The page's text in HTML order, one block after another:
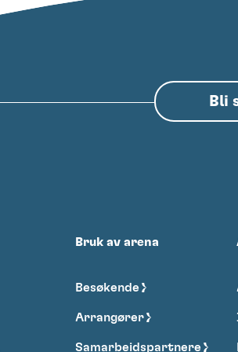
Bli
Bruk av arena
Besøkende
Arrangører
Samarbeidspartnere